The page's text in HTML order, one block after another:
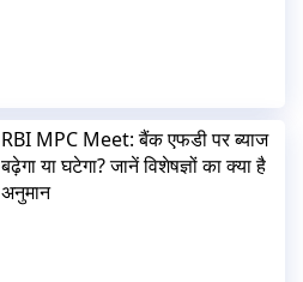
RBI MPC Meet: बैंक एफडी पर ब्याज
बढ़ेगा या घटेगा? जानें विशेषज्ञों का क्या है
अनुमान